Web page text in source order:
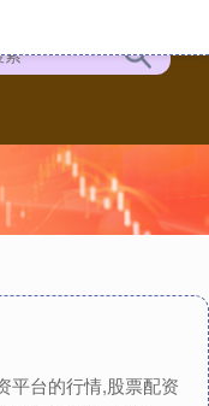
平台的行情,股票配资